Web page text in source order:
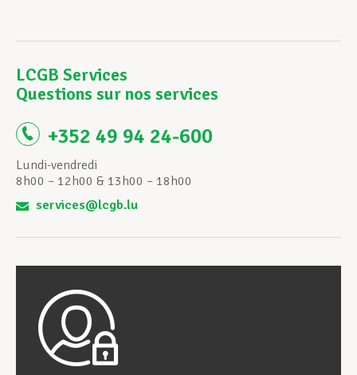
LCGB Services
Questions sur nos services
+352 49 94 24-600
Lundi-vendredi
8h00 – 12h00 & 13h00 – 18h00
services@lcgb.lu